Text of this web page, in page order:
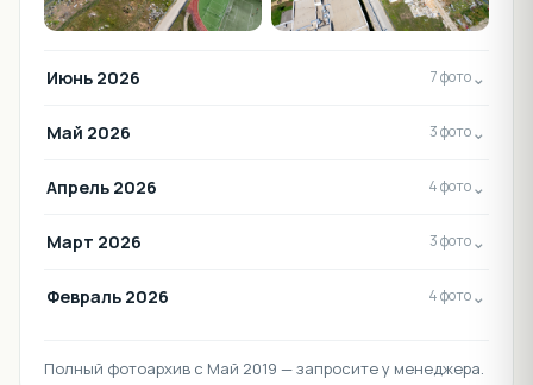
Июнь 2026 7 фото⌄
Май 2026 3 фото⌄
Апрель 2026 4 фото⌄
Март 2026 3 фото⌄
Февраль 2026 4 фото⌄
Полный фотоархив с Май 2019 — запросите у менеджера.